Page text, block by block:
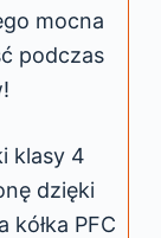
mocna
podczas
klasy 4
dzięki
kółka PFC